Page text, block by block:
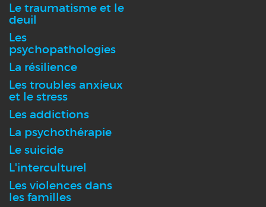
Le traumatisme et le
deuil
Les
psychopathologies
La résilience
Les troubles anxieux
et le stress
Les addictions
La psychothérapie
Le suicide
L'interculturel
Les violences dans
les familles